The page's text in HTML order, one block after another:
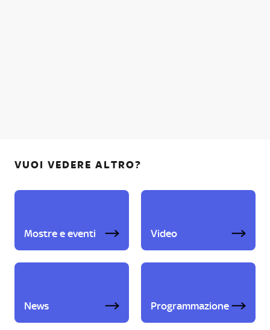
VUOI VEDERE ALTRO?
Mostre e eventi Video
News Programmazione